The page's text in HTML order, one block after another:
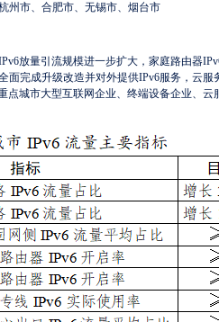
州市、合肥市、无锡市、烟台市
放量引流规模进一步扩大，家庭路由器
面完成升级改造并对外提供IPv6服务，云
点城市大型互联网企业、终端设备企业、